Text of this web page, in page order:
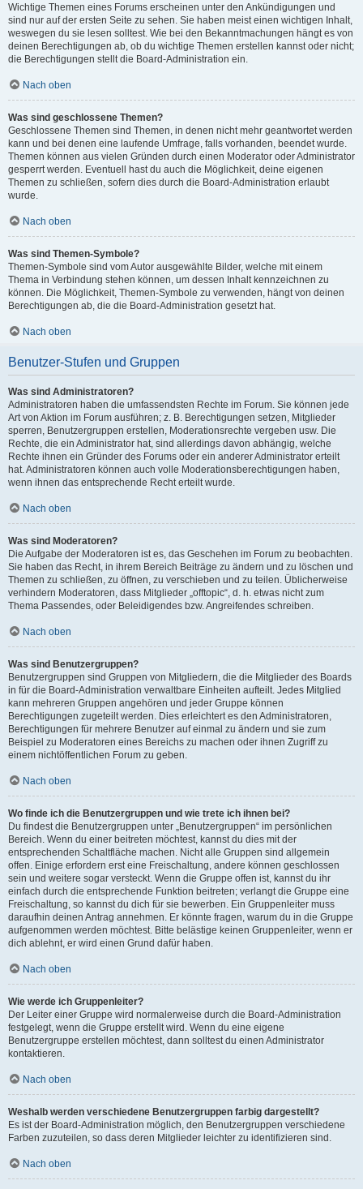
Wichtige Themen eines Forums erscheinen unter den Ankündigungen und
sind nur auf der ersten Seite zu sehen. Sie haben meist einen wichtigen Inhalt,
weswegen du sie lesen solltest. Wie bei den Bekanntmachungen hängt es von
deinen Berechtigungen ab, ob du wichtige Themen erstellen kannst oder nicht;
die Berechtigungen stellt die Board-Administration ein.
Nach oben
Was sind geschlossene Themen?
Geschlossene Themen sind Themen, in denen nicht mehr geantwortet werden
kann und bei denen eine laufende Umfrage, falls vorhanden, beendet wurde.
Themen können aus vielen Gründen durch einen Moderator oder Administrator
gesperrt werden. Eventuell hast du auch die Möglichkeit, deine eigenen
Themen zu schließen, sofern dies durch die Board-Administration erlaubt
wurde.
Nach oben
Was sind Themen-Symbole?
Themen-Symbole sind vom Autor ausgewählte Bilder, welche mit einem
Thema in Verbindung stehen können, um dessen Inhalt kennzeichnen zu
können. Die Möglichkeit, Themen-Symbole zu verwenden, hängt von deinen
Berechtigungen ab, die die Board-Administration gesetzt hat.
Nach oben
Benutzer-Stufen und Gruppen
Was sind Administratoren?
Administratoren haben die umfassendsten Rechte im Forum. Sie können jede
Art von Aktion im Forum ausführen; z. B. Berechtigungen setzen, Mitglieder
sperren, Benutzergruppen erstellen, Moderationsrechte vergeben usw. Die
Rechte, die ein Administrator hat, sind allerdings davon abhängig, welche
Rechte ihnen ein Gründer des Forums oder ein anderer Administrator erteilt
hat. Administratoren können auch volle Moderationsberechtigungen haben,
wenn ihnen das entsprechende Recht erteilt wurde.
Nach oben
Was sind Moderatoren?
Die Aufgabe der Moderatoren ist es, das Geschehen im Forum zu beobachten.
Sie haben das Recht, in ihrem Bereich Beiträge zu ändern und zu löschen und
Themen zu schließen, zu öffnen, zu verschieben und zu teilen. Üblicherweise
verhindern Moderatoren, dass Mitglieder „offtopic“, d. h. etwas nicht zum
Thema Passendes, oder Beleidigendes bzw. Angreifendes schreiben.
Nach oben
Was sind Benutzergruppen?
Benutzergruppen sind Gruppen von Mitgliedern, die die Mitglieder des Boards
in für die Board-Administration verwaltbare Einheiten aufteilt. Jedes Mitglied
kann mehreren Gruppen angehören und jeder Gruppe können
Berechtigungen zugeteilt werden. Dies erleichtert es den Administratoren,
Berechtigungen für mehrere Benutzer auf einmal zu ändern und sie zum
Beispiel zu Moderatoren eines Bereichs zu machen oder ihnen Zugriff zu
einem nichtöffentlichen Forum zu geben.
Nach oben
Wo finde ich die Benutzergruppen und wie trete ich ihnen bei?
Du findest die Benutzergruppen unter „Benutzergruppen“ im persönlichen
Bereich. Wenn du einer beitreten möchtest, kannst du dies mit der
entsprechenden Schaltfläche machen. Nicht alle Gruppen sind allgemein
offen. Einige erfordern erst eine Freischaltung, andere können geschlossen
sein und weitere sogar versteckt. Wenn die Gruppe offen ist, kannst du ihr
einfach durch die entsprechende Funktion beitreten; verlangt die Gruppe eine
Freischaltung, so kannst du dich für sie bewerben. Ein Gruppenleiter muss
daraufhin deinen Antrag annehmen. Er könnte fragen, warum du in die Gruppe
aufgenommen werden möchtest. Bitte belästige keinen Gruppenleiter, wenn er
dich ablehnt, er wird einen Grund dafür haben.
Nach oben
Wie werde ich Gruppenleiter?
Der Leiter einer Gruppe wird normalerweise durch die Board-Administration
festgelegt, wenn die Gruppe erstellt wird. Wenn du eine eigene
Benutzergruppe erstellen möchtest, dann solltest du einen Administrator
kontaktieren.
Nach oben
Weshalb werden verschiedene Benutzergruppen farbig dargestellt?
Es ist der Board-Administration möglich, den Benutzergruppen verschiedene
Farben zuzuteilen, so dass deren Mitglieder leichter zu identifizieren sind.
Nach oben